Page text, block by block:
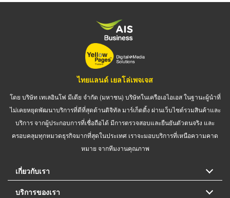
ไทยแลนด์ เยลโล่เพจเจส
โดย บริษัท เทเลอินโฟ มีเดีย จำกัด (มหาชน) บริษัทในเครือเอไอเอส ในฐานะผู้นำที่
ไม่เคยหยุดพัฒนาบริการที่ดีที่สุดด้านดิจิทัล มาร์เก็ตติ้ง ผ่านเว็บไซต์รวมสินค้าและ
บริการ จากผู้ประกอบการที่เชื่อถือได้ มีการตรวจสอบและยืนยันตัวตนจริง และ
ครอบคลุมทุกหมวดธุรกิจมากที่สุดในประเทศ เราจะมอบบริการที่เหนือความคาด
หมาย จากทีมงานคุณภาพ
เกี่ยวกับเรา
บริการของเรา